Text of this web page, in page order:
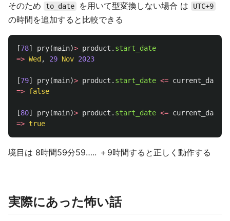
そのため to_date を用いて型変換しない場合 は UTC+9
の時間を追加すると比較できる
[78] pry(main)> product . start_date
=> Wed , 29 Nov 2023
[79] pry(main)> product . start_date <= current_day
=> false
[80] pry(main)> product . start_date <= current_day
=> true
境目は 8時間59分59….. ＋9時間すると正しく動作する
実際にあった怖い話